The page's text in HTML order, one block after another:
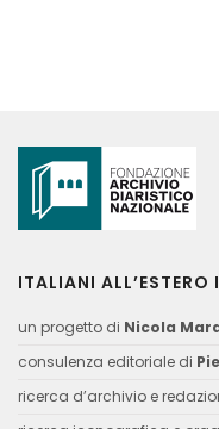
ITALIANI
un progetto di Nicola
consulenza editoriale di
ricerca d’archivio e